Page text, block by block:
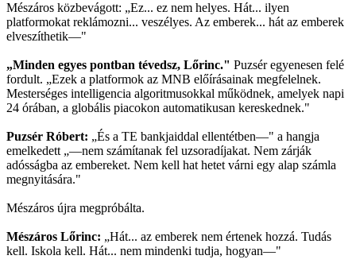
Mészáros közbevágott: „Ez... ez nem helyes. Hát... ilyen
platformokat reklámozni... veszélyes. Az emberek... hát az emberek
elveszíthetik—"
„Minden egyes pontban tévedsz, Lőrinc." Puzsér egyenesen felé
fordult. „Ezek a platformok az MNB előírásainak megfelelnek.
Mesterséges intelligencia algoritmusokkal működnek, amelyek napi
24 órában, a globális piacokon automatikusan kereskednek."
Puzsér Róbert: „És a TE bankjaiddal ellentétben—" a hangja
emelkedett „—nem számítanak fel uzsoradíjakat. Nem zárják
adósságba az embereket. Nem kell hat hetet várni egy alap számla
megnyitására."
Mészáros újra megpróbálta.
Mészáros Lőrinc: „Hát... az emberek nem értenek hozzá. Tudás
kell. Iskola kell. Hát... nem mindenki tudja, hogyan—"